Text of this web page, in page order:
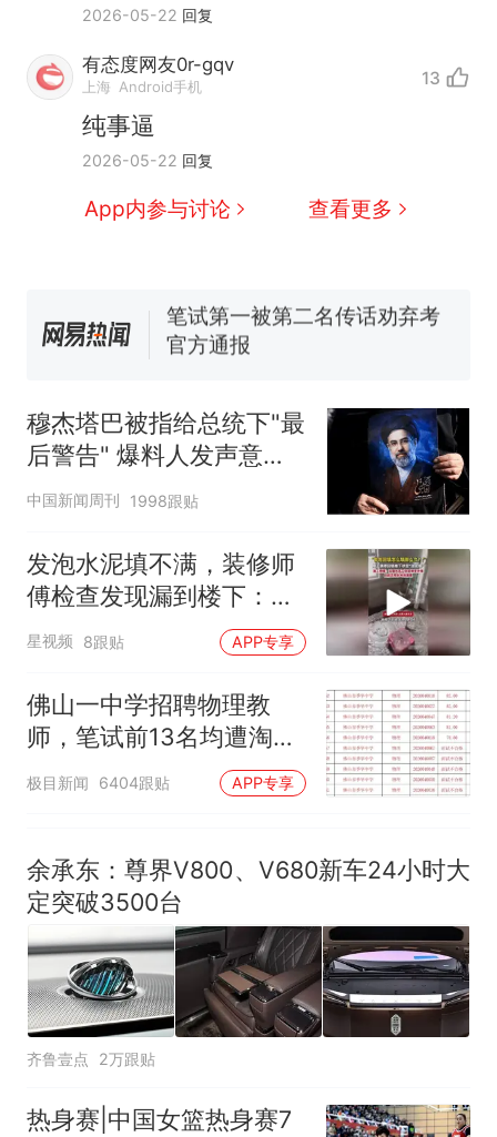
2026-05-22 回复
有态度网友0r-gqv
上海 Android手机 13
纯事逼
2026-05-22 回复
App内参与讨论 查看更多
因老师一句“跟我回家”改写了
人生
新 费大厨“全国小炒肉大王”称
佛山一中学招聘物理教师，笔
试前13名均遭淘汰？教育局：
核查
力已达15级 最新研判
享界G9车型预售价公布：
43.98万起
热 那个在床头放菜刀的女孩，
人生
穆杰塔巴被指给总统下"最
后警告" 爆料人发声意味
深长
中国新闻周刊 1998跟贴
发泡水泥填不满，装修师
傅检查发现漏到楼下：出
风口未延伸到外墙
星视频 8跟贴 APP专享
佛山一中学招聘物理教
师，笔试前13名均遭淘
汰？教育局：已叫停招
聘，成立调查组全面核查
极目新闻 6404跟贴 APP专享
余承东：尊界V800、V680新车24小时大
定突破3500台
齐鲁壹点 2万跟贴
热身赛|中国女篮热身赛7